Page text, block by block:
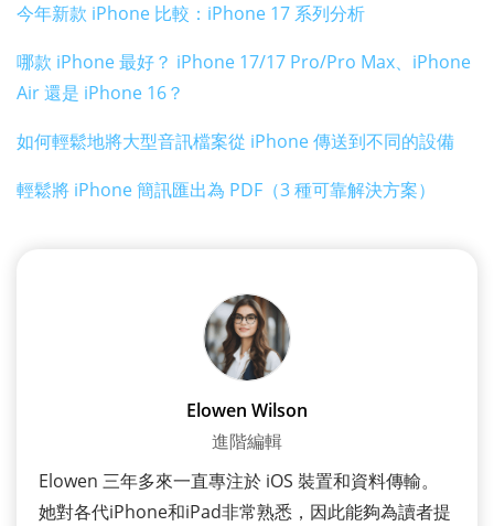
今年新款 iPhone 比較：iPhone 17 系列分析
哪款 iPhone 最好？ iPhone 17/17 Pro/Pro Max、iPhone
Air 還是 iPhone 16？
如何輕鬆地將大型音訊檔案從 iPhone 傳送到不同的設備
輕鬆將 iPhone 簡訊匯出為 PDF（3 種可靠解決方案）
Elowen Wilson
進階編輯
Elowen 三年多來一直專注於 iOS 裝置和資料傳輸。
她對各代iPhone和iPad非常熟悉，因此能夠為讀者提